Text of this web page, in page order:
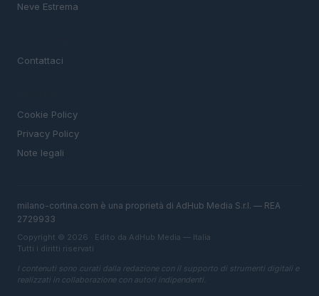
Neve Estrema
Contattaci
Cookie Policy
Privacy Policy
Note legali
milano-cortina.com è una proprietà di AdHub Media S.r.l. — REA
2729933
Copyright © 2026 · Edito da AdHub Media — Italia
Tutti i diritti riservati
I contenuti sono curati dalla redazione con il supporto di strumenti digitali e
realizzati in collaborazione con autori indipendenti.